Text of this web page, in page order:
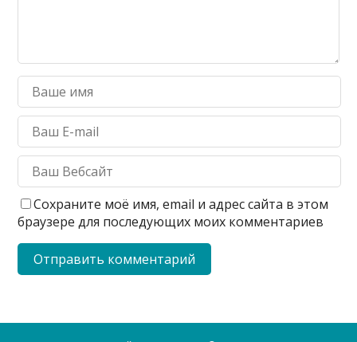
Сохраните моё имя, email и адрес сайта в этом
браузере для последующих моих комментариев